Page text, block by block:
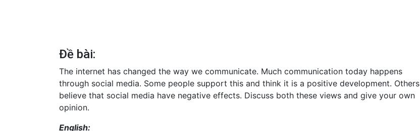
Đề bài:
The internet has changed the way we communicate. Much communication today happens
through social media. Some people support this and think it is a positive development. Others
believe that social media have negative effects. Discuss both these views and give your own
opinion.
English: